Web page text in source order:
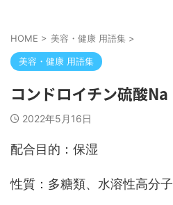
HOME > 美容・健康 用語集 >
美容・健康 用語集
コンドロイチン硫酸Na
2022年5月16日
配合目的：保湿
性質：多糖類、水溶性高分子